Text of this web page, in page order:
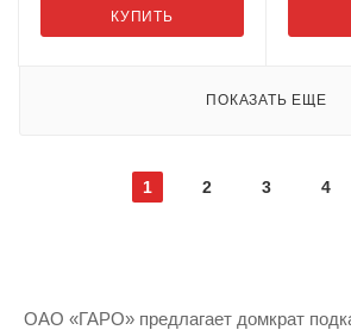
КУПИТЬ
ПОКАЗАТЬ ЕЩЕ
1 2 3 4
ОАО «ГАРО» предлагает домкрат